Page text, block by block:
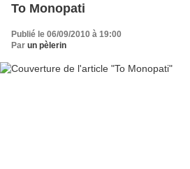
To Monopati
Publié le 06/09/2010 à 19:00
Par un pèlerin